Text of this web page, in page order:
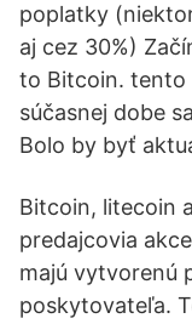
poplatky
aj cez 30%)
to Bitcoin. tento
súčasnej dobe
Bolo by byť
Bitcoin, litecoin
predajcovia
majú vytvorenú
poskytovateľa.